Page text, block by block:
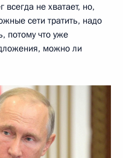
всегда не хватает, но,
сети тратить, надо
потому что уже
можно ли